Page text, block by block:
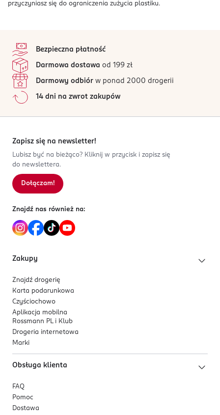
przyczyniasz się do ograniczenia zużycia plastiku.
Bezpieczna płatność
Darmowa dostawa od 199 zł
Darmowy odbiór w ponad 2000 drogerii
14 dni na zwrot zakupów
Zapisz się na newsletter!
Lubisz być na bieżąco? Kliknij w przycisk i zapisz się
do newslettera.
Dołączam!
Znajdź nas również na:
Zakupy
Znajdź drogerię
Karta podarunkowa
Czyściochowo
Aplikacja mobilna
Rossmann PL i Klub
Drogeria internetowa
Marki
Obsługa klienta
FAQ
Pomoc
Dostawa